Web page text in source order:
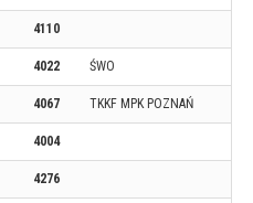
4110
4022 ŚWO
4067 TKKF MPK POZNAŃ
4004
4276